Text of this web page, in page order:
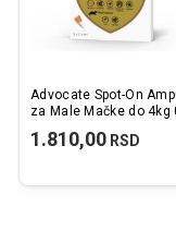
Advocate Spot-On
za Male Mačke do 4kg
1.810,00 RSD